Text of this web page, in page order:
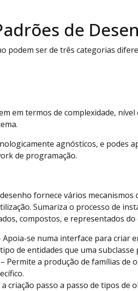
de
podem ser de três categorias
em termos de complexidade,
agnósticos, e podes
de programação.
fornece vários mecanismos
Sumariza o processo de
compostos, e representados do
Apoia-se numa interface para criar
de entidades que uma subclasse
Permite a produção de famílias de
criação passo a passo de tipos de